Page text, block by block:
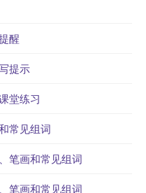
醒
提示
堂练习
常见组词
笔画和常见组词
笔画和常见组词